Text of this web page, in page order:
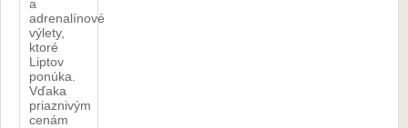
a
adrenalínové
výlety,
ktoré
Liptov
ponúka.
Vďaka
priaznivým
cenám